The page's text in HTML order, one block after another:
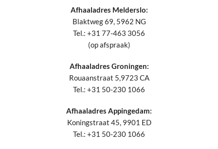
Afhaaladres Melderslo:
Blaktweg 69, 5962 NG
Tel.: +31 77-463 3056
(op afspraak)
Afhaaladres Groningen:
Rouaanstraat 5,9723 CA
Tel.: +31 50-230 1066
Afhaaladres Appingedam:
Koningstraat 45, 9901 ED
Tel.: +31 50-230 1066